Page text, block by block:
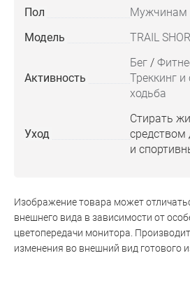
Пол
Мужчинам
Модель
TRAIL
Активность
Бег /
Треккинг и
ходьба
Уход
Стирать
средством
и
Изображение товара может
внешнего вида в зависимости от
цветопередачи монитора.
изменения во внешний вид готового